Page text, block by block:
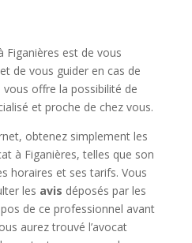
Figanières est de vous
de vous guider en cas de
offre la possibilité de
et proche de chez vous.
obtenez simplement les
à Figanières, telles que son
horaires et ses tarifs. Vous
les avis déposés par les
de ce professionnel avant
aurez trouvé l’avocat